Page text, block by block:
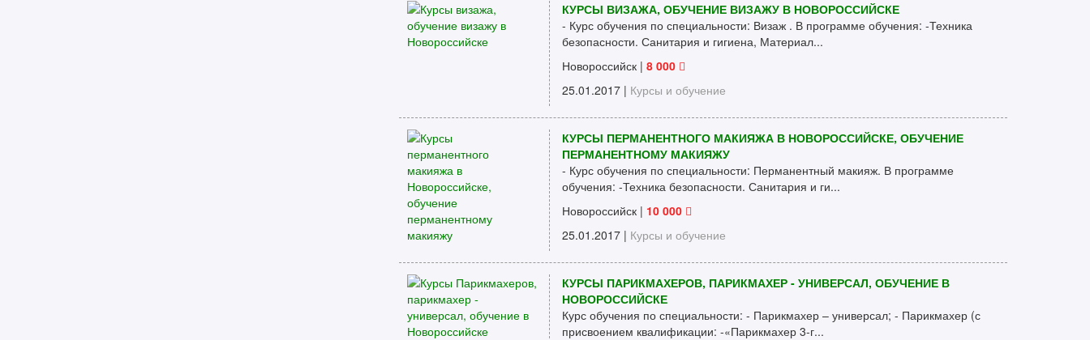
КУРСЫ ВИЗАЖА, ОБУЧЕНИЕ ВИЗАЖУ В НОВОРОССИЙСКЕ
- Курс обучения по специальности: Визаж . В программе обучения: -Техника
безопасности. Санитария и гигиена, Материал...
Новороссийск | 8 000
25.01.2017 | Курсы и обучение
КУРСЫ ПЕРМАНЕНТНОГО МАКИЯЖА В НОВОРОССИЙСКЕ, ОБУЧЕНИЕ
ПЕРМАНЕНТНОМУ МАКИЯЖУ
- Курс обучения по специальности: Перманентный макияж. В программе
обучения: -Техника безопасности. Санитария и ги...
Новороссийск | 10 000
25.01.2017 | Курсы и обучение
КУРСЫ ПАРИКМАХЕРОВ, ПАРИКМАХЕР - УНИВЕРСАЛ, ОБУЧЕНИЕ В
НОВОРОССИЙСКЕ
Курс обучения по специальности: - Парикмахер – универсал; - Парикмахер (с
присвоением квалификации: -«Парикмахер 3-г...